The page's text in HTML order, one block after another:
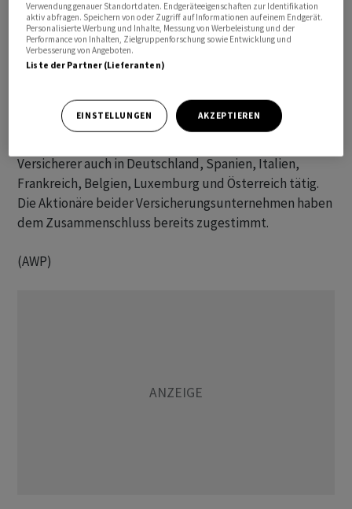
HelvetiaundBaloisehatten im Frühling ihre Fusion
angekündigt. Dabei soll der zweitgrösste Versicherer
der Schweiz mit einem kombinierten Geschäftsvolumen
Mitarbeitenden entstehen.
Versicherer auch in Deutschland, Spanien, Italien,
Frankreich, Belgien, Luxemburg und Österreich tätig.
Die Aktionäre beider Versicherungsunternehmen haben
dem Zusammenschluss bereits zugestimmt.
(AWP)
Verwendung genauer Standortdaten. Endgeräteeigenschaften zur Identifikation
aktiv abfragen. Speichern von oder Zugriff auf Informationen auf einem Endgerät.
Personalisierte Werbung und Inhalte, Messung von Werbeleistung und der
Performance von Inhalten, Zielgruppenforschung sowie Entwicklung und
Verbesserung von Angeboten.
Liste der Partner (Lieferanten)
EINSTELLUNGEN AKZEPTIEREN